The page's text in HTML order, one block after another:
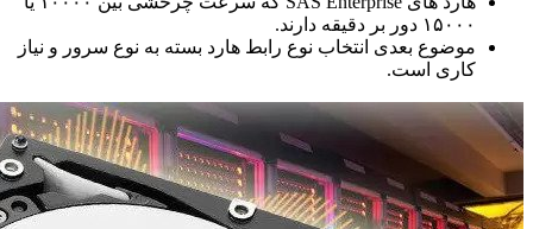
۱۵۰۰۰ دور بر دقیقه دارند.
موضوع بعدی انتخاب نوع رابط هارد بسته به نوع سرور و نیاز
کاری است.